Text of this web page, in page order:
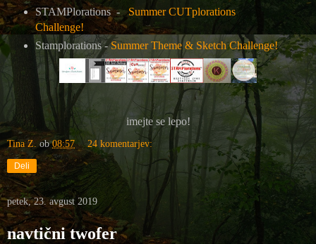
STAMPlorations -Summer CUTplorations
Challenge!
Stamplorations -Summer Theme & Sketch Challenge!
imejte se lepo!
Tina Z. ob08:57 24 komentarjev:
Deli
petek, 23. avgust 2019
navtični twofer